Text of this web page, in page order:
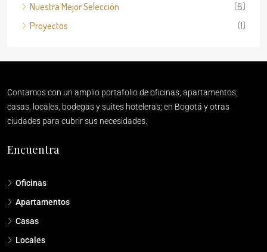
Nuestra Mejor Selección
(8)
Proyectos
(1)
Contamos con un amplio portafolio de oficinas, apartamentos,
casas, locales, bodegas y suites hoteleras; en Bogotá y otras
ciudades para cubrir sus necesidades.
Encuentra
Oficinas
Apartamentos
Casas
Locales